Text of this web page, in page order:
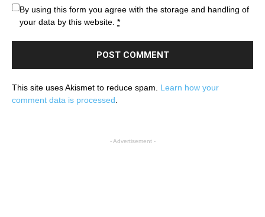
By using this form you agree with the storage and handling of
your data by this website. *
This site uses Akismet to reduce spam. Learn how your
comment data is processed
- Advertisement -